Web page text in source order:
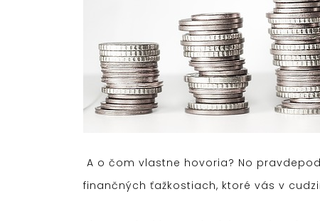
A o čom vlastne hovoria? No
finančných ťažkostiach, ktoré vás v